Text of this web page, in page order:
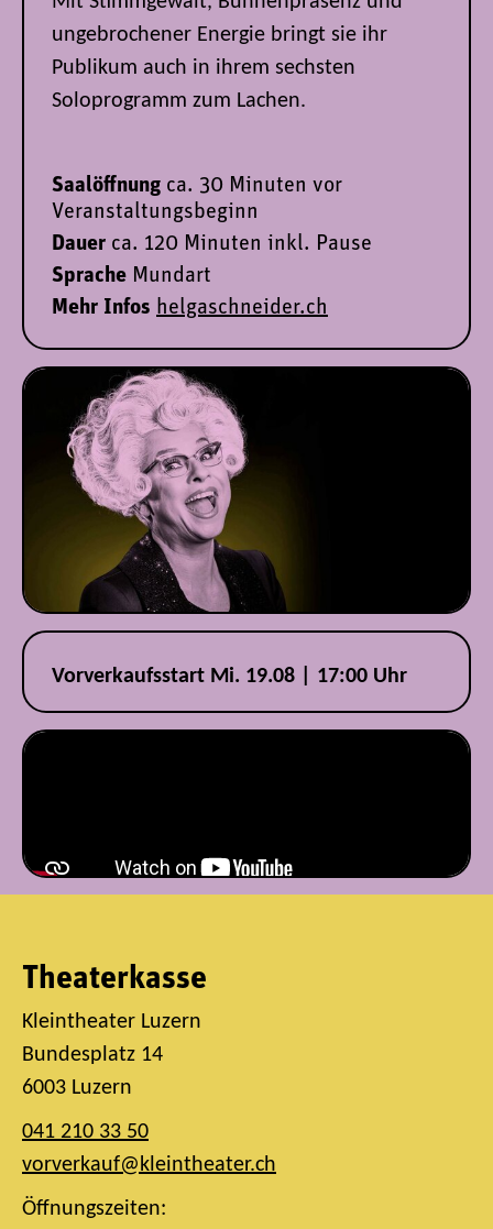
ungebrochener Energie bringt sie ihr
Publikum auch in ihrem sechsten
Soloprogramm zum Lachen.
Saalöffnung ca. 30 Minuten vor
Veranstaltungsbeginn
Dauer ca. 120 Minuten inkl. Pause
Sprache Mundart
Mehr Infos helgaschneider.ch
Vorverkaufsstart Mi. 19.08 | 17:00 Uhr
Theaterkasse
Kleintheater Luzern
Bundesplatz 14
6003 Luzern
041 210 33 50
vorverkauf@kleintheater.ch
Öffnungszeiten: